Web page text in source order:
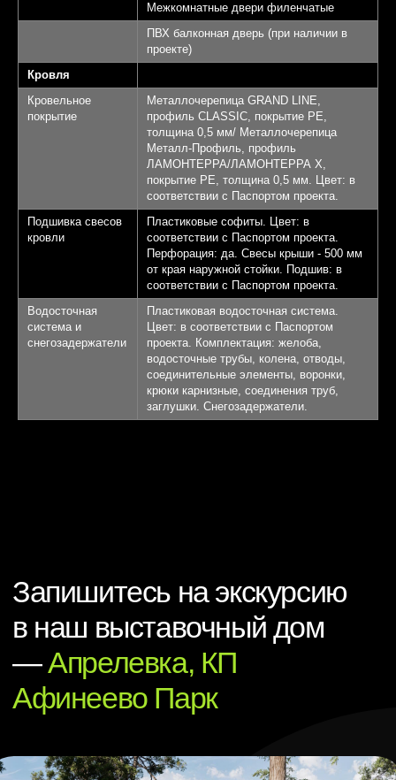
Межкомнатные двери филенчатые
ПВХ балконная дверь (при наличии в
проекте)
Кровля
Кровельное
покрытие
Металлочерепица GRAND LINE,
профиль CLASSIC, покрытие PE,
толщина 0,5 мм/ Металлочерепица
Металл-Профиль, профиль
ЛАМОНТЕРРА/ЛАМОНТЕРРА Х,
покрытие PE, толщина 0,5 мм. Цвет: в
соответствии с Паспортом проекта.
Подшивка свесов
кровли
Пластиковые софиты. Цвет: в
соответствии с Паспортом проекта.
Перфорация: да. Свесы крыши - 500 мм
от края наружной стойки. Подшив: в
соответствии с Паспортом проекта.
Водосточная
система и
снегозадержатели
Пластиковая водосточная система.
Цвет: в соответствии с Паспортом
проекта. Комплектация: желоба,
водосточные трубы, колена, отводы,
соединительные элементы, воронки,
крюки карнизные, соединения труб,
заглушки. Снегозадержатели.